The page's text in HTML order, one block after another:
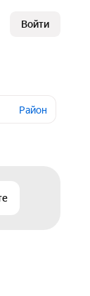
Войти
Район